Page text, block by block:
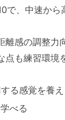
で、中速か
感の調整力
も練習環境
る感覚を養え
べる